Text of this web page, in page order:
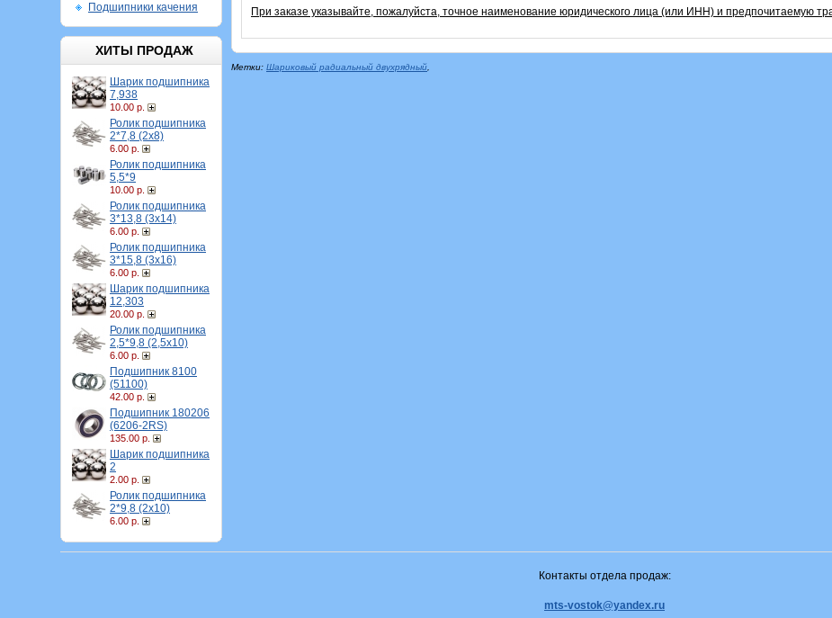
Подшипники качения
ХИТЫ ПРОДАЖ
Шарик подшипника
7,938
10.00 р.
Ролик подшипника
2*7,8 (2х8)
6.00 р.
Ролик подшипника
5,5*9
10.00 р.
Ролик подшипника
3*13,8 (3х14)
6.00 р.
Ролик подшипника
3*15,8 (3х16)
6.00 р.
Шарик подшипника
12,303
20.00 р.
Ролик подшипника
2,5*9,8 (2,5х10)
6.00 р.
Подшипник 8100
(51100)
42.00 р.
Подшипник 180206
(6206-2RS)
135.00 р.
Шарик подшипника
2
2.00 р.
Ролик подшипника
2*9,8 (2х10)
6.00 р.
При заказе указывайте, пожалуйста, точное наименование юридического лица (или ИНН) и предпочитаемую
Метки: Шариковый радиальный двухрядный
Контакты отдела продаж:
mts-vostok@yandex.ru